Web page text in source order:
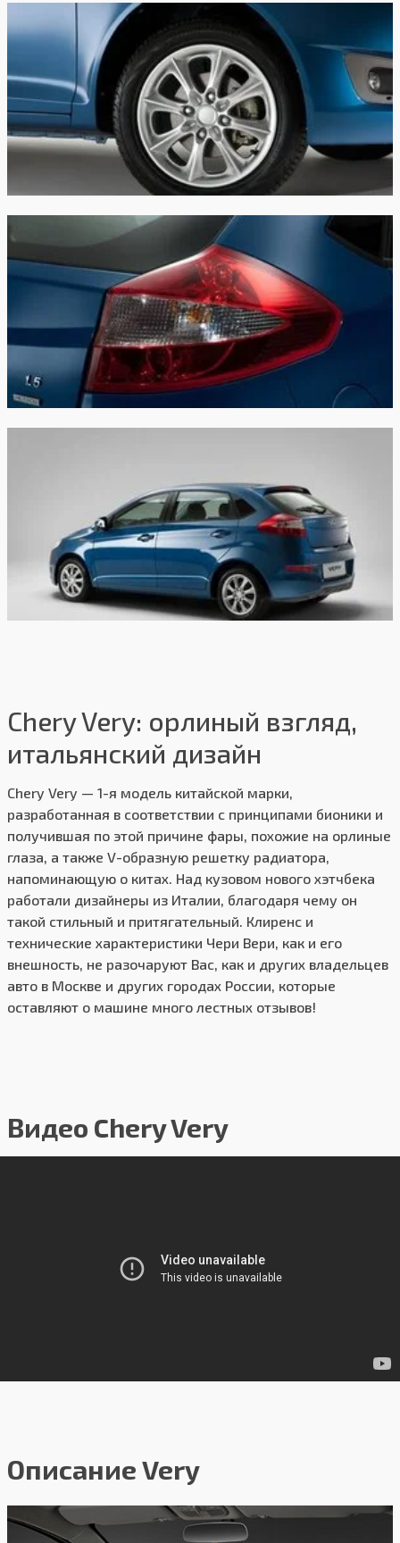
Гарантия: 5 лет или 150 000 км
Chery Very: орлиный взгляд,
итальянский дизайн
Chery Very — 1-я модель китайской марки,
разработанная в соответствии с принципами бионики и
получившая по этой причине фары, похожие на орлиные
глаза, а также V-образную решетку радиатора,
напоминающую о китах. Над кузовом нового хэтчбека
работали дизайнеры из Италии, благодаря чему он
такой стильный и притягательный. Клиренс и
технические характеристики Чери Вери, как и его
внешность, не разочаруют Вас, как и других владельцев
авто в Москве и других городах России, которые
оставляют о машине много лестных отзывов!
Видео Chery Very
Описание Very